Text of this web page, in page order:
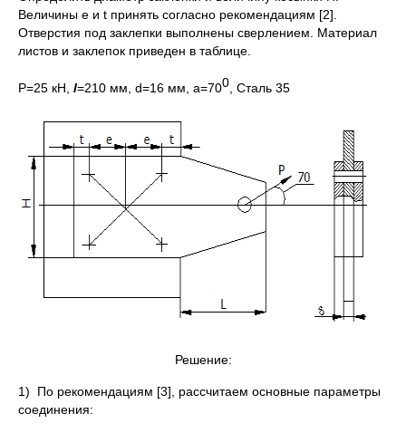
Величины е и t принять согласно рекомендациям [2].
Отверстия под заклепки выполнены сверлением. Материал
листов и заклепок приведен в таблице.
P=25 кН, l=210 мм, d=16 мм, a=700 , Сталь 35
Решение:
1) По рекомендациям [3], рассчитаем основные параметры
соединения: